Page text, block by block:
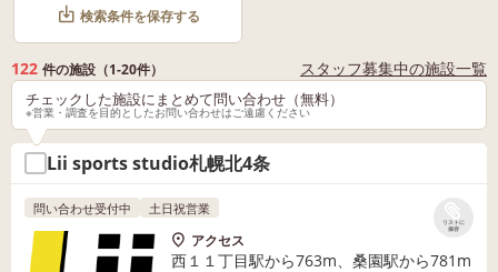
検索条件を保存する
122 件の施設（1-20件） スタッフ募集中の施設一覧
チェックした施設にまとめて問い合わせ（無料）
※営業・調査を目的としたお問い合わせはご遠慮ください
Lii sports studio札幌北4条
リストに
保存
問い合わせ受付中 土日祝営業
アクセス
西１１丁目駅から763m、桑園駅から781m